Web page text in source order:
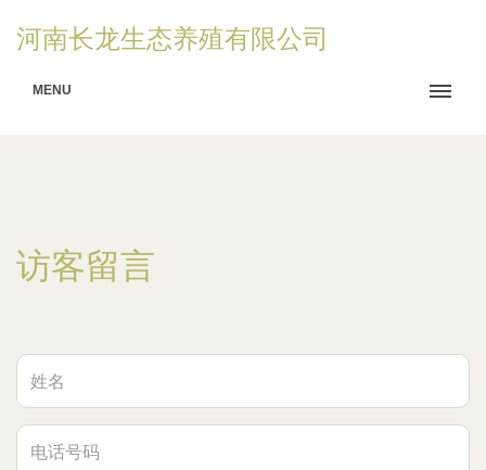
河南长龙生态养殖有限公司
MENU
访客留言